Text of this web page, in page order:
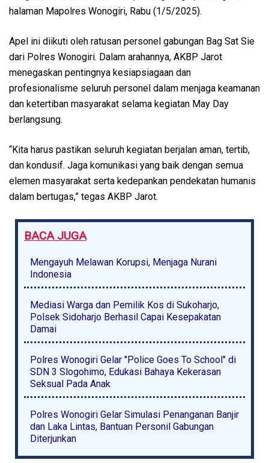
halaman Mapolres Wonogiri, Rabu (1/5/2025).
Apel ini diikuti oleh ratusan personel gabungan Bag Sat Sie
dari Polres Wonogiri. Dalam arahannya, AKBP Jarot
menegaskan pentingnya kesiapsiagaan dan
profesionalisme seluruh personel dalam menjaga keamanan
dan ketertiban masyarakat selama kegiatan May Day
berlangsung.
“Kita harus pastikan seluruh kegiatan berjalan aman, tertib,
dan kondusif. Jaga komunikasi yang baik dengan semua
elemen masyarakat serta kedepankan pendekatan humanis
dalam bertugas,” tegas AKBP Jarot.
BACA JUGA
Mengayuh Melawan Korupsi, Menjaga Nurani
Indonesia
Mediasi Warga dan Pemilik Kos di Sukoharjo,
Polsek Sidoharjo Berhasil Capai Kesepakatan
Damai
Polres Wonogiri Gelar "Police Goes To School" di
SDN 3 Slogohimo, Edukasi Bahaya Kekerasan
Seksual Pada Anak
Polres Wonogiri Gelar Simulasi Penanganan Banjir
dan Laka Lintas, Bantuan Personil Gabungan
Diterjunkan